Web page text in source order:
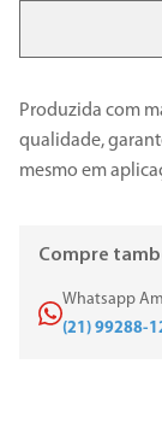
Produzida com
qualidade,
mesmo em
Compre
Whatsapp
(21) 99288-